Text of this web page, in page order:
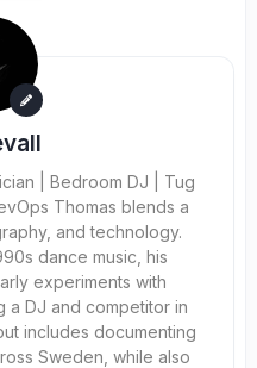
| Bedroom DJ | Tug
Thomas blends a
and technology.
dance music, his
experiments with
a DJ and competitor in
includes documenting
Sweden, while also